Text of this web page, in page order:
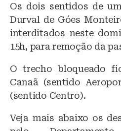
e
s
k
c
e
b
o
k
at
s
A
p
p
Os dois sentidos de
Durval de Góes
interditados neste
15h, para remoção da
O trecho bloqueado
Canaã (sentido
(sentido Centro).
Veja mais abaixo os